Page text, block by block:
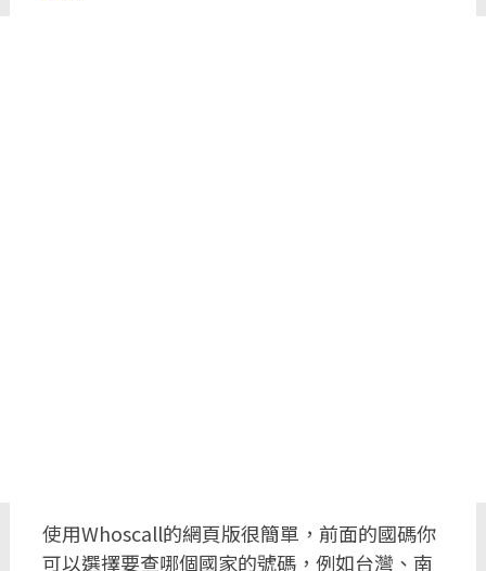
使用Whoscall的網頁版很簡單，前面的國碼你
可以選擇要查哪個國家的號碼，例如台灣、南